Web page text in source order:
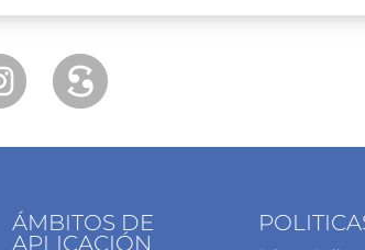
ÁMBITOS DE
APLICACIÓN